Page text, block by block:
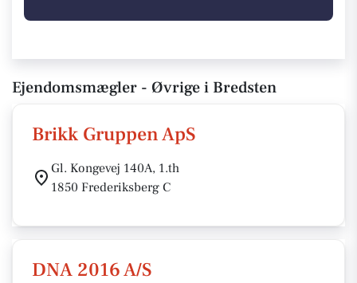
Ejendomsmægler - Øvrige i Bredsten
Brikk Gruppen ApS
Gl. Kongevej 140A, 1.th
1850 Frederiksberg C
DNA 2016 A/S